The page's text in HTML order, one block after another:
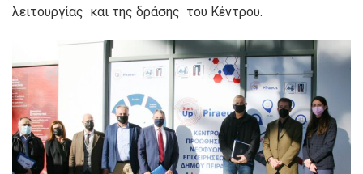
λειτουργίας και της δράσης του Κέντρου.